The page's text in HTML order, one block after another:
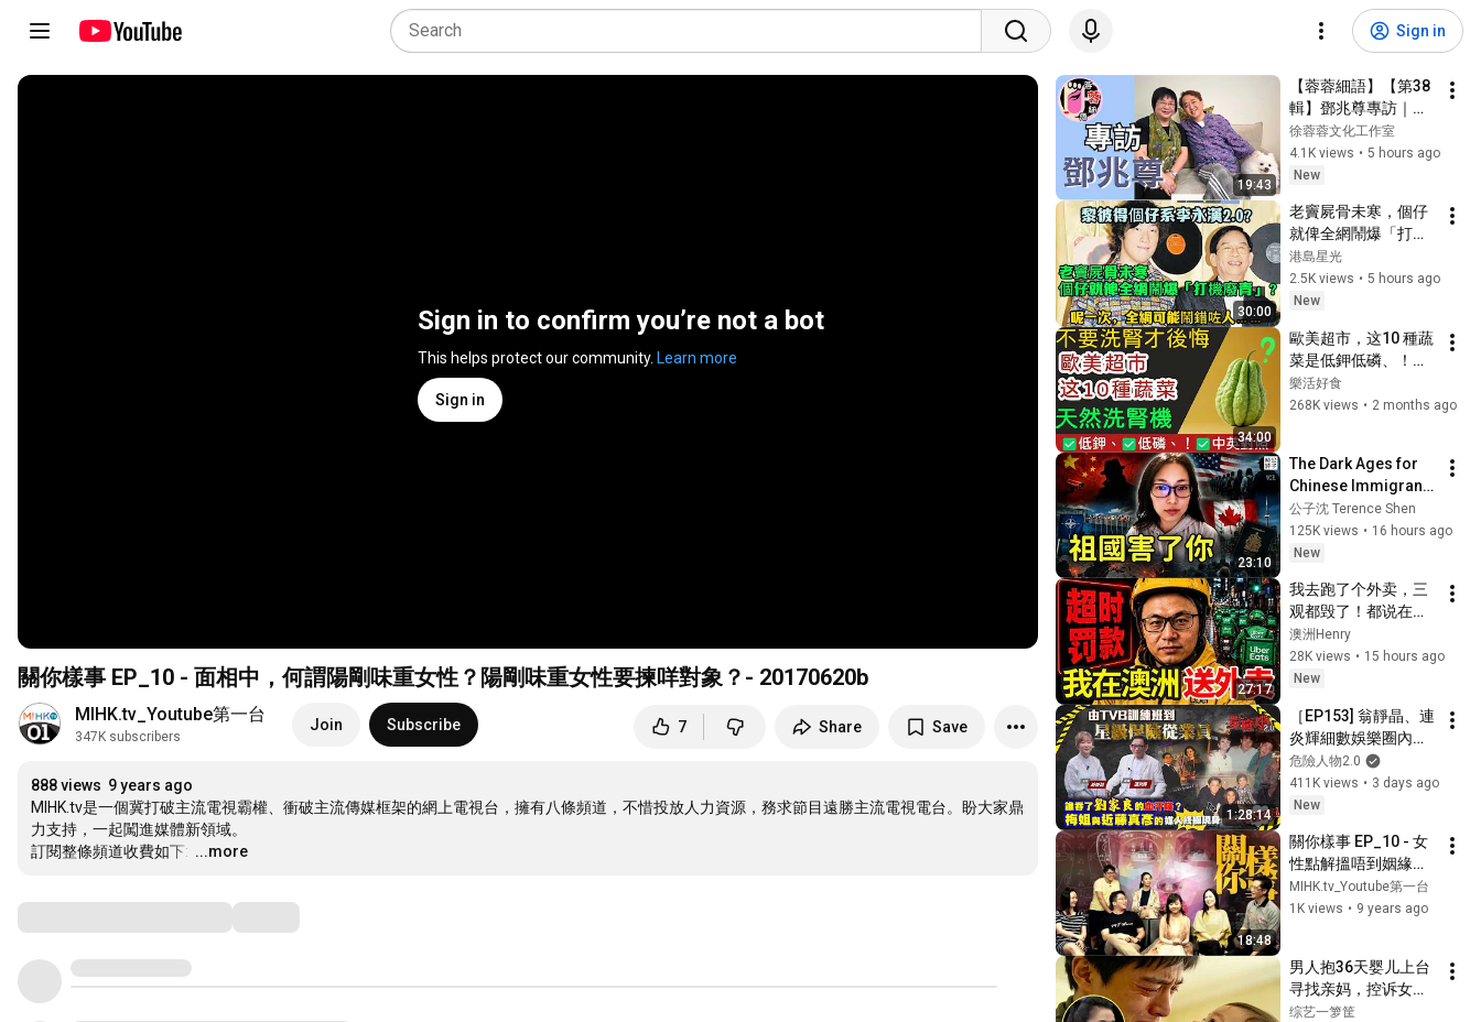
Sign in
Sign in to confirm you’re not a bot
This helps protect our community. Learn more
Sign in
關你樣事 EP_10 - 面相中，何謂陽剛味重女性？陽剛味重女性要揀咩對象？- 20170620b
MIHK.tv_Youtube第一台
347K subscribers
Join Subscribe 7 Share Save
888 views 9 years ago
MIHK.tv是一個冀打破主流電視霸權、衝破主流傳媒框架的網上電視台，擁有八條頻道，不惜投放人力資源，務求節目遠勝主流電視電台。盼大家鼎
力支持，一起闖進媒體新領域。
訂閱整條頻道收費如下: …
...more
19:43
【蓉蓉細語】【第38
輯】鄧兆尊專訪｜憶
爸爸臨終教誨：守住
鄧家 兄弟姊妹和睦相
處
徐蓉蓉文化工作室
4.1K views • 5 hours ago
New
30:00
老竇屍骨未寒，個仔
就俾全網鬧爆「打機
廢青」！黎彼得獨子
喊住開記招反擊——真
相反轉：佢辭咗工成
三次、中風後24小時
貼身照顧到最後一
刻。講咗咁多「衰
仔」，呢一次，全網
港島星光
2.5K views • 5 hours ago
New
34:00
歐美超市，这10 種蔬
菜是低鉀低磷、！！
✅中英對照採購指
南！
樂活好食
268K views • 2 months ago
23:10
The Dark Ages for
Chinese Immigrants
Have Arrived! The
CCP Is Destroying
the Future of
公子沈 Terence Shen
125K views • 16 hours ago
New
27:17
我去跑了个外卖，三
观都毁了！都说在海
外送外卖月入过$万?
我亲自在澳洲送了外
卖后，我笑不出来
入，时薪大揭秘，看
完你别不信。
澳洲Henry
28K views • 15 hours ago
New
1:28:14
［EP153] 翁靜晶、連
炎輝細數娛樂圈內幕
｜揭張國榮梅艷芳等
巨星秘聞｜誰吞了劉
家良的血汗錢｜梅艷
終極現身｜由TVB訓
練班到星級保險從業
員
危險人物2.0
411K views • 3 days ago
New
18:48
關你樣事 EP_10 - 女
性點解搵唔到姻緣？
咩形式去尋找姻緣先
適合你？-
MIHK.tv_Youtube第一台
1K views • 9 years ago
男人抱36天婴儿上台
寻找亲妈，控诉女友
被父母监禁，谁料一
综艺一箩筐